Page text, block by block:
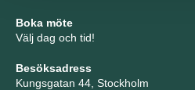
Boka möte
Välj dag och tid!
Besöksadress
Kungsgatan 44, Stockholm